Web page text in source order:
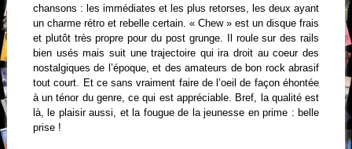
chansons : les immédiates et les plus retorses, les deux ayant
un charme rétro et rebelle certain. « Chew » est un disque frais
et plutôt très propre pour du post grunge. Il roule sur des rails
bien usés mais suit une trajectoire qui ira droit au coeur des
nostalgiques de l’époque, et des amateurs de bon rock abrasif
tout court. Et ce sans vraiment faire de l’oeil de façon éhontée
à un ténor du genre, ce qui est appréciable. Bref, la qualité est
là, le plaisir aussi, et la fougue de la jeunesse en prime : belle
prise !